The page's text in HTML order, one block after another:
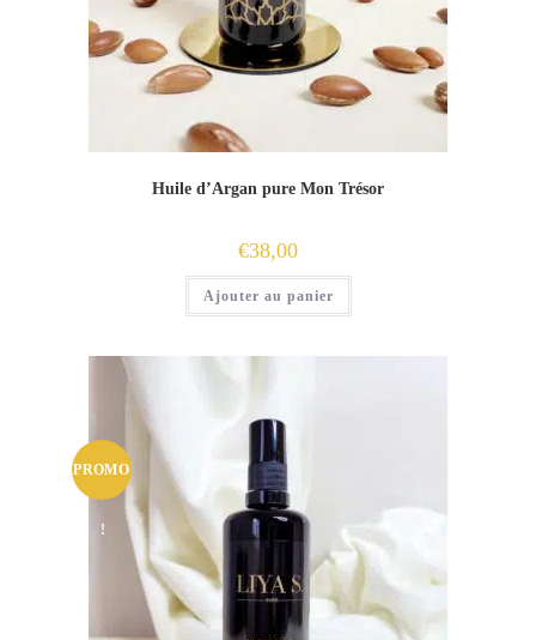
Huile d’Argan pure Mon Trésor
€38,00
Ajouter au panier
PROMO
!